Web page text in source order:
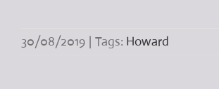
30/08/2019 | Tags: Howard